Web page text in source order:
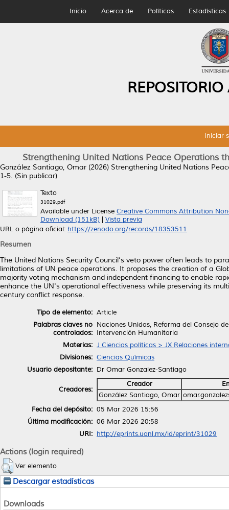
Inicio Acerca de Políticas Estadísticas
Iniciar
Strengthening United Nations Peace Operations
González Santiago, Omar (2026) Strengthening United Nations
1-5. (Sin publicar)
Texto
31029.pdf
Available under License Creative Commons Attribution
Download (151kB)
Vista previa
URL o página oficial: https://zenodo.org/records/18353511
Resumen
The United Nations Security Council’s veto power often leads to
limitations of UN peace operations. It proposes the creation of a
majority voting mechanism and independent financing to enable
enhance the UN's operational effectiveness while preserving its
century conflict response.
Tipo de elemento: Article
Palabras claves no
controlados:
Naciones Unidas, Reforma del Consejo
Intervención Humanitaria
Materias: J Ciencias políticas > JX Relaciones
Divisiones: Ciencias Químicas
Usuario depositante: Dr Omar Gonzalez-Santiago
Creadores:
Creador
González Santiago, Omar
Fecha del depósito: 05 Mar 2026 15:56
Última modificación: 06 Mar 2026 20:58
URI: http://eprints.uanl.mx/id/eprint/31029
Actions (login required)
Ver elemento
Descargar estadísticas
Downloads